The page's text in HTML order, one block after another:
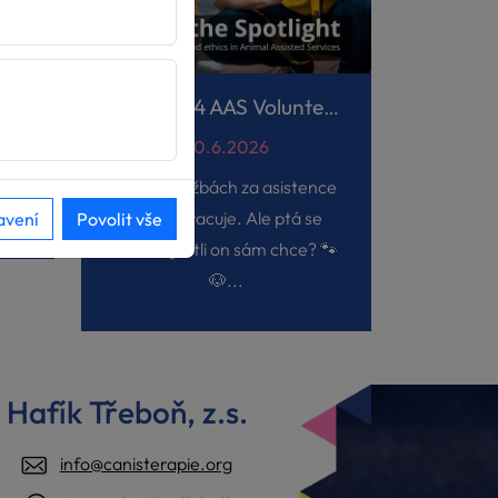
Projekt V4 AAS Volunteers
30.6.2026
Pes ve službách za asistence
zvířat pracuje. Ale ptá se
někdo, jestli on sám chce? 🐾
🐶...
Hafík Třeboň, z.s.
info@canisterapie.org
Povolit vše